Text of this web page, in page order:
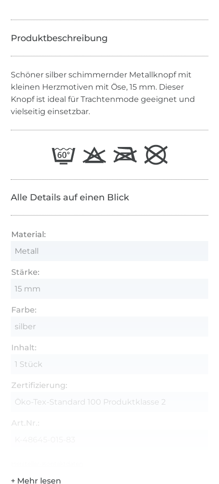
Schöner silber schimmernder Metallknopf mit
kleinen Herzmotiven mit Öse, 15 mm. Dieser
Knopf ist ideal für Trachtenmode geeignet und
vielseitig einsetzbar.
Alle Details auf einen Blick
Material:
Metall
Stärke:
15 mm
Farbe:
silber
Inhalt:
1 Stück
Zertifizierung:
Öko-Tex-Standard 100 Produktklasse 2
Art.Nr.: